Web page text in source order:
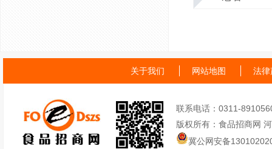
关于我们 网站地图 法律
联系电话：0311-
版权所有：食品招商网
冀公网安备